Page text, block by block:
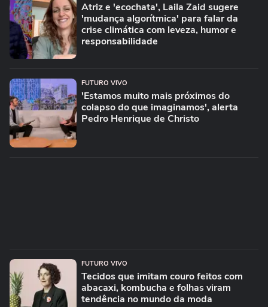
Atriz e 'ecochata', Laila Zaid sugere
'mudança algorítmica' para falar da
crise climática com leveza, humor e
responsabilidade
FUTURO VIVO
'Estamos muito mais próximos do
colapso do que imaginamos', alerta
Pedro Henrique de Christo
FUTURO VIVO
Tecidos que imitam couro feitos com
abacaxi, kombucha e folhas viram
tendência no mundo da moda